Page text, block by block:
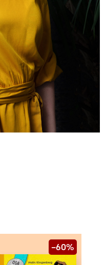
–60%